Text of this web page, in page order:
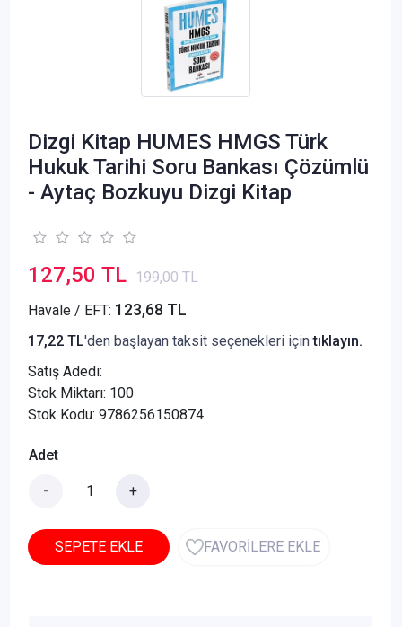
Dizgi Kitap HUMES HMGS Türk
Hukuk Tarihi Soru Bankası Çözümlü
- Aytaç Bozkuyu Dizgi Kitap
127,50 TL 199,00 TL
Havale / EFT: 123,68 TL
17,22 TL'den başlayan taksit seçenekleri içintıklayın.
Satış Adedi:
Stok Miktarı: 100
Stok Kodu: 9786256150874
Adet
- +
SEPETE EKLE FAVORİLERE EKLE